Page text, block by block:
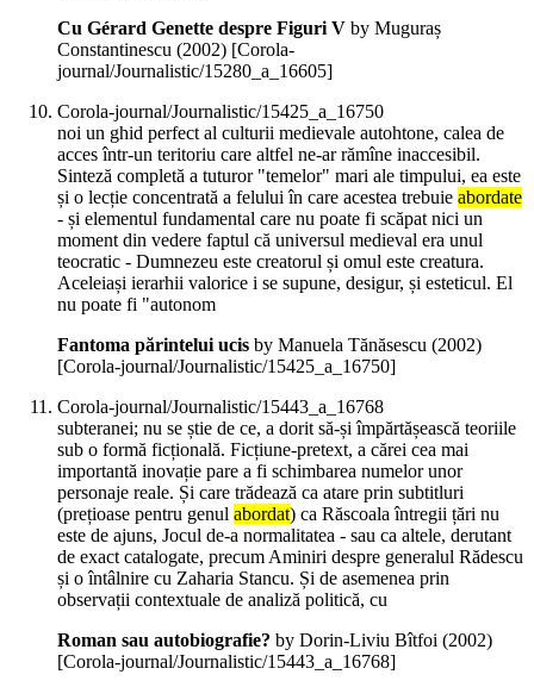
Cu Gérard Genette despre Figuri V by Muguraș
Constantinescu (2002) [Corola-
journal/Journalistic/15280_a_16605]
Corola-journal/Journalistic/15425_a_16750
noi un ghid perfect al culturii medievale autohtone, calea de
acces într-un teritoriu care altfel ne-ar rămîne inaccesibil.
Sinteză completă a tuturor "temelor" mari ale timpului, ea este
și o lecție concentrată a felului în care acestea trebuie abordate
- și elementul fundamental care nu poate fi scăpat nici un
moment din vedere faptul că universul medieval era unul
teocratic - Dumnezeu este creatorul și omul este creatura.
Aceleiași ierarhii valorice i se supune, desigur, și esteticul. El
nu poate fi "autonom
Fantoma părintelui ucis by Manuela Tănăsescu (2002)
[Corola-journal/Journalistic/15425_a_16750]
Corola-journal/Journalistic/15443_a_16768
subteranei; nu se știe de ce, a dorit să-și împărtășească teoriile
sub o formă ficțională. Ficțiune-pretext, a cărei cea mai
importantă inovație pare a fi schimbarea numelor unor
personaje reale. Și care trădează ca atare prin subtitluri
(prețioase pentru genul abordat) ca Răscoala întregii țări nu
este de ajuns, Jocul de-a normalitatea - sau ca altele, derutant
de exact catalogate, precum Aminiri despre generalul Rădescu
și o întâlnire cu Zaharia Stancu. Și de asemenea prin
observații contextuale de analiză politică, cu
Roman sau autobiografie? by Dorin-Liviu Bîtfoi (2002)
[Corola-journal/Journalistic/15443_a_16768]